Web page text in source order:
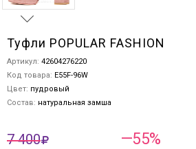
Туфли POPULAR FASHION
Артикул: 42604276220
Код товара: E55F-96W
Цвет: пудровый
Состав: натуральная замша
7 400 —55%